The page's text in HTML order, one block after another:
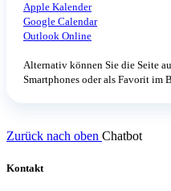
Apple Kalender
Google Calendar
Outlook Online
Alternativ können Sie die Seite
Smartphones oder als Favorit im
Zurück nach oben Chatbot
Kontakt